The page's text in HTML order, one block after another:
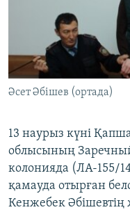
Басқа тілдерде
Әсет Әбішев (ортада)
13 наурыз күні
облысының
колонияда (ЛА-155/
қамауда отырған
Кенжебек Әбішевтің